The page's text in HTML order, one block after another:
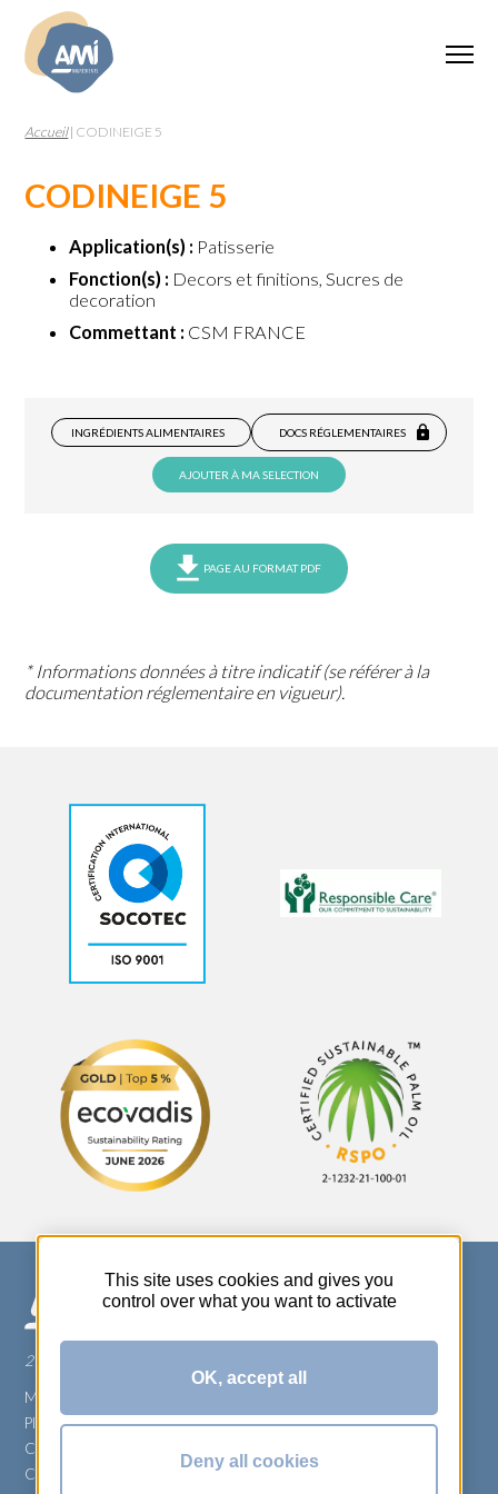
Accueil| CODINEIGE 5
CODINEIGE 5
Application(s) : Patisserie
Fonction(s) : Decors et finitions, Sucres de
decoration
Commettant : CSM FRANCE
INGRÉDIENTS ALIMENTAIRES DOCS RÉGLEMENTAIRES
AJOUTER À MA SELECTION
PAGE AU FORMAT PDF
* Informations données à titre indicatif (se référer à la
documentation réglementaire en vigueur).
270 Rue Thérèse Planiol - 37310 TAUXIGNY
Mentions légales
Plan du site
Carrière
Conditions générales de vente
This site uses cookies and gives you
control over what you want to activate
OK, accept all
Deny all cookies